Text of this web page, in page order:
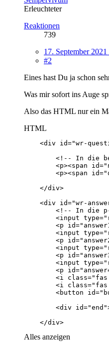
Erleuchteter
Reaktionen
739
17. September
#2
Eines hast Du ja schon
Was mir sofort ins Auge
Also das HTML nur ein
HTML
    </div>
Alles anzeigen